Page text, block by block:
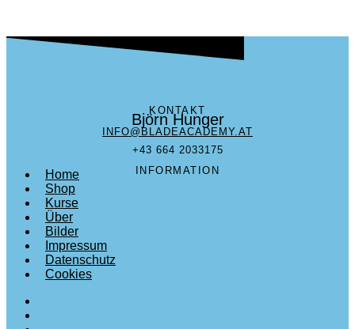
KONTAKT
Björn Hunger
INFO@BLADEACADEMY.AT
+43 664 2033175
INFORMATION
Home
Shop
Kurse
Über
Bilder
Impressum
Datenschutz
Cookies